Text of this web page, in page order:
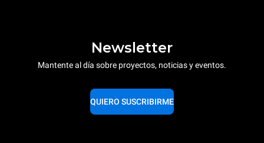
Newsletter
Mantente al día sobre proyectos, noticias y eventos.
QUIERO SUSCRIBIRME